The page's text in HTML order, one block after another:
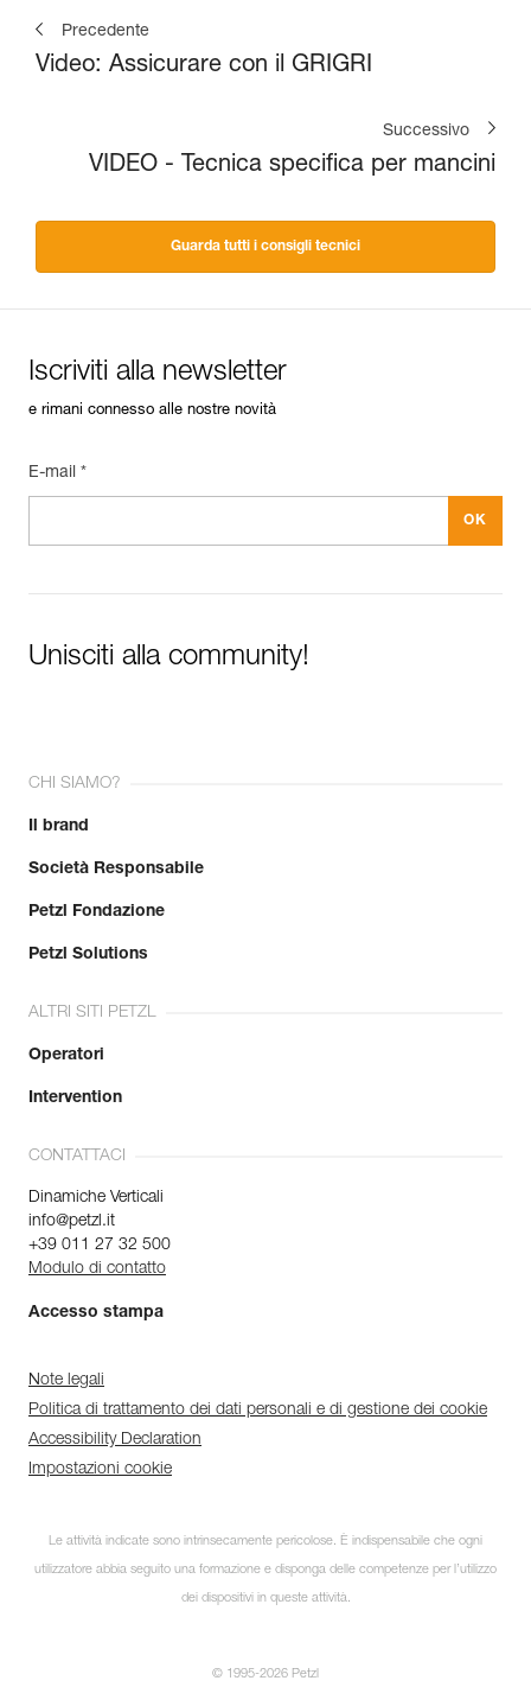
Precedente
Video: Assicurare con il GRIGRI
Successivo
VIDEO - Tecnica specifica per mancini
Guarda tutti i consigli tecnici
Iscriviti alla newsletter
e rimani connesso alle nostre novità
E-mail *
Unisciti alla community!
CHI SIAMO?
Il brand
Società Responsabile
Petzl Fondazione
Petzl Solutions
ALTRI SITI PETZL
Operatori
Intervention
CONTATTACI
Dinamiche Verticali
info@petzl.it
+39 011 27 32 500
Modulo di contatto
Accesso stampa
Note legali
Politica di trattamento dei dati personali e di gestione dei cookie
Accessibility Declaration
Impostazioni cookie
Le attività indicate sono intrinsecamente pericolose. È indispensabile che ogni
utilizzatore abbia seguito una formazione e disponga delle competenze per l’utilizzo
dei dispositivi in queste attività.
© 1995-2026 Petzl